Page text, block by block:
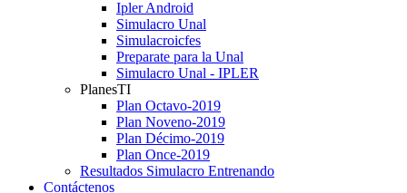
Ipler Android
Simulacro Unal
Simulacroicfes
Preparate para la Unal
Simulacro Unal - IPLER
PlanesTI
Plan Octavo-2019
Plan Noveno-2019
Plan Décimo-2019
Plan Once-2019
Resultados Simulacro Entrenando
Contáctenos